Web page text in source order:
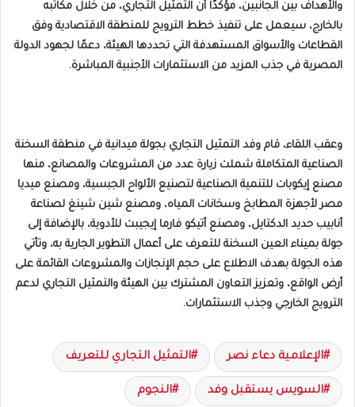
والأهداف بين الجانبين، مؤكدًا أن التمثيل التجاري، من خلال مكاتبه
بالخارج، سيعمل على تنفيذ خطط الترويج للمنطقة الاقتصادية وفق
القطاعات والأسواق المستهدفة التي تحددها الهيئة، دعمًا لجهود الدولة
المصرية في جذب المزيد من الاستثمارات الأجنبية المباشرة.
وعقب اللقاء، قام وفد التمثيل التجاري بجولة ميدانية في منطقة السخنة
الصناعية المتكاملة شملت زيارة عدد من المشروعات والمصانع، منها
مصنع إيكوبات للتنمية الصناعية لتصنيع الألواح الجبسية، ومصنع ميديا
مصر لأجهزة المطابخ وسخانات المياه، ومصنع شين شينغ لصناعة
أنابيب حديد الدكتايل، ومصنع أتيكو فارما إيجيبت للأدوية، بالإضافة إلى
جولة بميناء العين السخنة للتعرف على أعمال التطوير الجارية به، وتأتي
هذه الجولة بهدف الاطلاع على حجم الإنجازات والمشروعات القائمة على
أرض الواقع، وتعزيز التعاون المشترك بين الهيئة والتمثيل التجاري لدعم
الترويج الخارجي وجذب الاستثمارات.
الإعلامية دعاء نصر التمثيل التجاري للتعريف
السويس يستقبل وفد النجوم